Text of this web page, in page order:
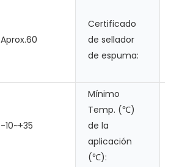
Aprox.60
Certificado
de sellador
de espuma:
-10~+35
Mínimo
Temp. (℃)
de la
aplicación
(℃):